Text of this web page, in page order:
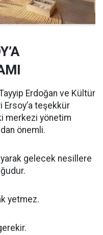
Erdoğan ve Kültür
Ersoy’a teşekkür
merkezi yönetim
önemli.
gelecek nesillere
yetmez.